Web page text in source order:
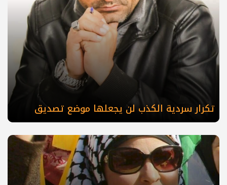
تكرار سردية الكذب لن يجعلها موضع تصديق